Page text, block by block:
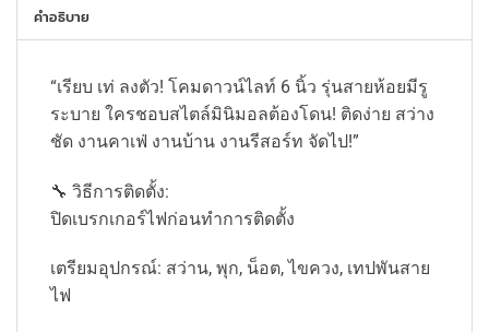
คำอธิบาย
“เรียบ เท่ ลงตัว! โคมดาวน์ไลท์ 6 นิ้ว รุ่นสายห้อยมีรู
ระบาย ใครชอบสไตล์มินิมอลต้องโดน! ติดง่าย สว่าง
ชัด งานคาเฟ่ งานบ้าน งานรีสอร์ท จัดไป!”
🔧 วิธีการติดตั้ง:
ปิดเบรกเกอร์ไฟก่อนทำการติดตั้ง
เตรียมอุปกรณ์: สว่าน, พุก, น็อต, ไขควง, เทปพันสาย
ไฟ